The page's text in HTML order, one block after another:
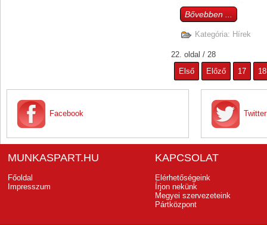
Bővebben ...
Kategória: Hírek
22. oldal / 28
Első
Előző 17 18
Facebook Twitter
MUNKASPART.HU
Főoldal
Impresszum
KAPCSOLAT
Elérhetőségeink
Írjon nekünk
Megyei szervezeteink
Pártközpont